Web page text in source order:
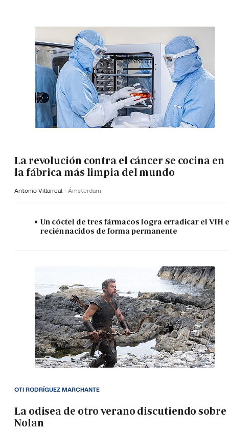
La revolución contra el cáncer se cocina en
la fábrica más limpia del mundo
Antonio Villarreal Ámsterdam
Un cóctel de tres fármacos logra erradicar el VIH
recién nacidos de forma permanente
La odisea de otro verano discutiendo sobre
Nolan
OTI RODRÍGUEZ MARCHANTE